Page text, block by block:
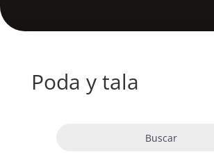
Poda y tala
Buscar